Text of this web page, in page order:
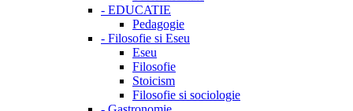
- EDUCATIE
Pedagogie
- Filosofie si Eseu
Eseu
Filosofie
Stoicism
Filosofie si sociologie